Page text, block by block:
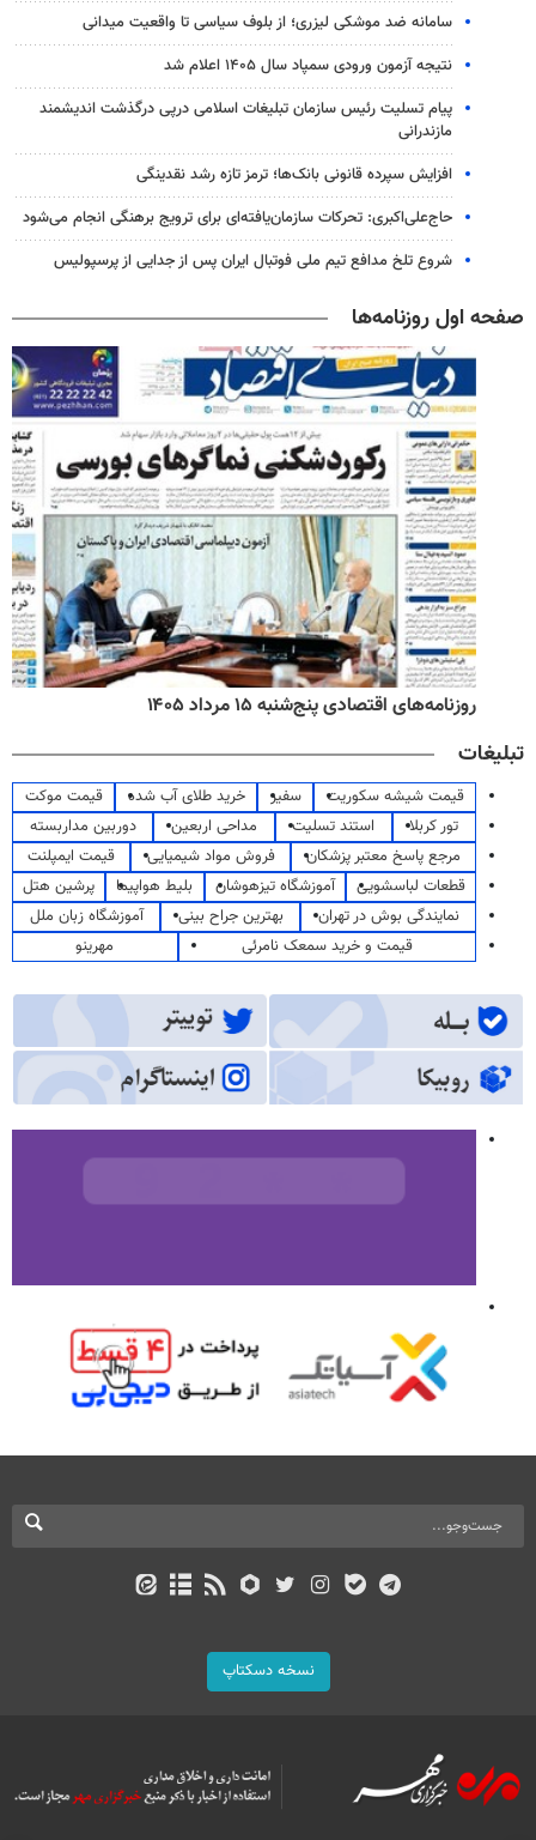
سامانه ضد موشکی لیزری؛ از بلوف سیاسی تا واقعیت میدانی
نتیجه آزمون ورودی سمپاد سال ۱۴۰۵ اعلام شد
پیام تسلیت رئیس سازمان تبلیغات اسلامی درپی درگذشت اندیشمند
مازندرانی
افزایش سپرده قانونی بانک‌ها؛ ترمز تازه رشد نقدینگی
حاج‌علی‌اکبری: تحرکات سازمان‌یافته‌ای برای ترویج برهنگی انجام می‌شود
شروع تلخ مدافع تیم ملی فوتبال ایران پس از جدایی از پرسپولیس
صفحه اول روزنامه‌ها
روزنامه‌های اقتصادی پنج‌شنبه ۱۵ مرداد ۱۴۰۵
تبلیغات
قیمت شیشه سکوریت سفیر خرید طلای آب شده
قیمت موکت
تور کربلا
استند تسلیت مداحی اربعین
دوربین مداربسته
مرجع پاسخ معتبر پزشکان
فروش مواد شیمیایی
قیمت ایمپلنت
قطعات لباسشویی
آموزشگاه تیزهوشان بلیط هواپیما
پرشین هتل
نمایندگی بوش در تهران
بهترین جراح بینی
آموزشگاه زبان ملل
قیمت و خرید سمعک نامرئی
مهرینو
نسخه دسکتاپ